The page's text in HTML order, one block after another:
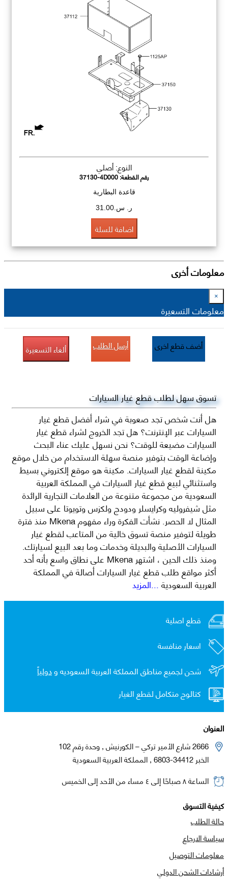
النوع: أصلي
رقم القطعة:37130-4D000
قاعدة البطارية
ر. س.31.00
اضافة للسلة
معلومات أخرى
×
معلومات التسعيرة
أضف قطع اخرى أرسل الطلب ألغاء التسعيرة
تسوق سهل لطلب قطع غيار السيارات
هل أنت شخص تجد صعوبة في شراء أفضل قطع غيار
السيارات عبر الإنترنت؟ هل تجد الخروج لشراء قطع غيار
السيارات مضيعة للوقت؟ نحن نسهل عليك عناء البحث
وإضاعة الوقت بتوفير منصة سهلة الاستخدام من خلال موقع
مكينة لقطع غيار السيارات. مكينة هو موقع إلكتروني بسيط
واستثنائي لبيع قطع غيار السيارات في المملكة العربية
السعودية من مجموعة متنوعة من العلامات التجارية الرائدة
مثل شيفروليه وكرايسلر ودودج ولكزس وتويوتا على سبيل
المثال لا الحصر. نشأت الفكرة وراء مفهوم Mkena منذ فترة
طويلة لتوفير منصة تسوق خالية من المتاعب لقطع غيار
السيارات الأصلية والبديلة وخدمات وما بعد البيع لسيارتك.
ومنذ ذلك الحين ، اشتهر Mkena على نطاق واسع بأنه أحد
أكثر مواقع طلب قطع غيار السيارات أصالة في المملكة
العربية السعودية...المزيد
قطع اصلية
اسعار منافسة
شحن لجميع مناطق المملكة العربية السعوديه ودولياً
كتالوج متكامل لقطع الغيار
العنوان
2666 شارع الأمير تركي – الكورنيش , وحدة رقم 102
الخبر 34412-6803 , المملكة العربية السعودية
الساعة ٨ صباحًا إلى ٤ مساء من الأحد إلى الخميس
كيفية التسوق
حالة الطلب
سياسة الارجاع
معلومات التوصيل
أرشادات الشحن الدولي